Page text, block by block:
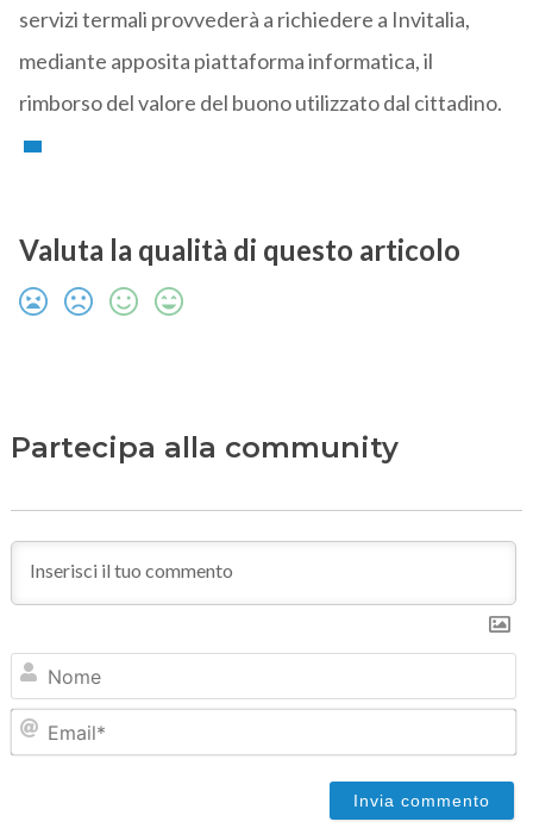
servizi termali provvederà a richiedere a Invitalia,
mediante apposita piattaforma informatica, il
rimborso del valore del buono utilizzato dal cittadino.
Valuta la qualità di questo articolo
Partecipa alla community